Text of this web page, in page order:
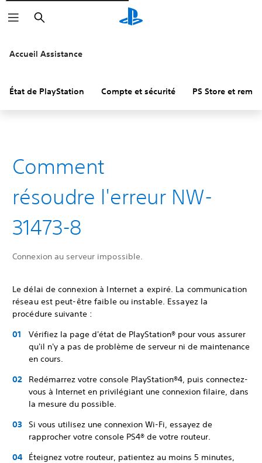
Rechercher
Accueil Assistance
État de PlayStation Compte et sécurité PS Store et
Comment
résoudre l'erreur NW-
31473-8
Connexion au serveur impossible.
Le délai de connexion à Internet a expiré. La communication
réseau est peut-être faible ou instable. Essayez la
procédure suivante :
Vérifiez la page d'état de PlayStation® pour vous assurer
qu'il n'y a pas de problème de serveur ni de maintenance
en cours.
Redémarrez votre console PlayStation®4, puis connectez-
vous à Internet en privilégiant une connexion filaire, dans
la mesure du possible.
Si vous utilisez une connexion Wi-Fi, essayez de
rapprocher votre console PS4® de votre routeur.
Éteignez votre routeur, patientez au moins 5 minutes,